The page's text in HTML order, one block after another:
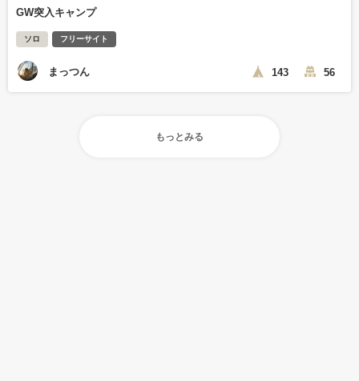
GW突入キャンプ
ソロ フリーサイト
まっつん 143 56
もっとみる